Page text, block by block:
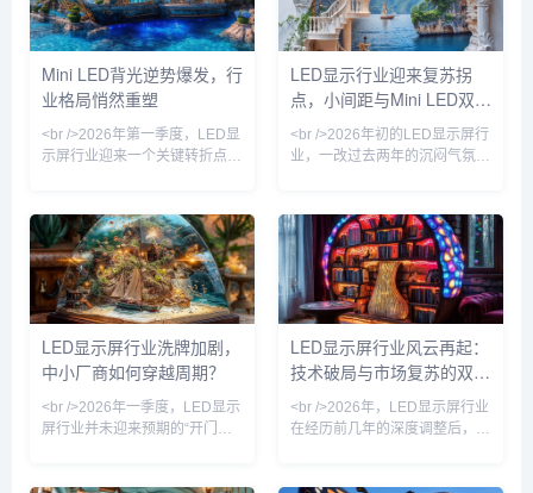
密集举办，小间距与租赁屏出货
量持续走高。渠道库存趋于健
康，行业整体开工率恢复至近年
高位，部分核心封装与驱动IC产
能出现阶段性紧张。<br /><br
家庭影院等场景成为新的增量引
擎。尤其在影视制作领域，LED
虚拟摄影棚逐渐取代绿幕，成为
一线制作团队的标准配置，带动
了高刷新率、高动态范围显示屏
/>与此同时
Mini LED背光逆势爆发，行
业格局悄然重塑
<br />2026年第一季度，LED显
示屏行业迎来一个关键转折点。
技术却意外成为拉动产业复苏的
核心引擎。多家头部厂商透露，
最新一代Mini LED直显产品的
亮度均匀性已突破98.5%，对比
度达到百万比一级，功耗较上一
代降低约30%。这一技术跃升并
非单纯参数叠加，而是芯片制
造、驱动IC与封装工艺协同革新
LED显示行业迎来复苏拐
点，小间距与Mini LED双轮
驱动
<br />2026年初的LED显示屏行
业，一改过去两年的沉闷气氛。
尤其是小间距LED和Mini LED
产品的出货量同比大幅增长。据
行业媒体统计，2026年第一季
度全球LED显示屏市场规模环比
增长超过15%，其中中国市场的
增速领跑全球。这一轮复苏并非
简单的周期性反弹，而是需求结
构升级带来的新增长曲线。<br
LED显示屏行业洗牌加剧，
中小厂商如何穿越周期？
<br />2026年一季度，LED显示
屏行业并未迎来预期的“开门
LED显示屏行业风云再起：
技术破局与市场复苏的双重
奏
<br />2026年，LED显示屏行业
在经历前几年的深度调整后，终